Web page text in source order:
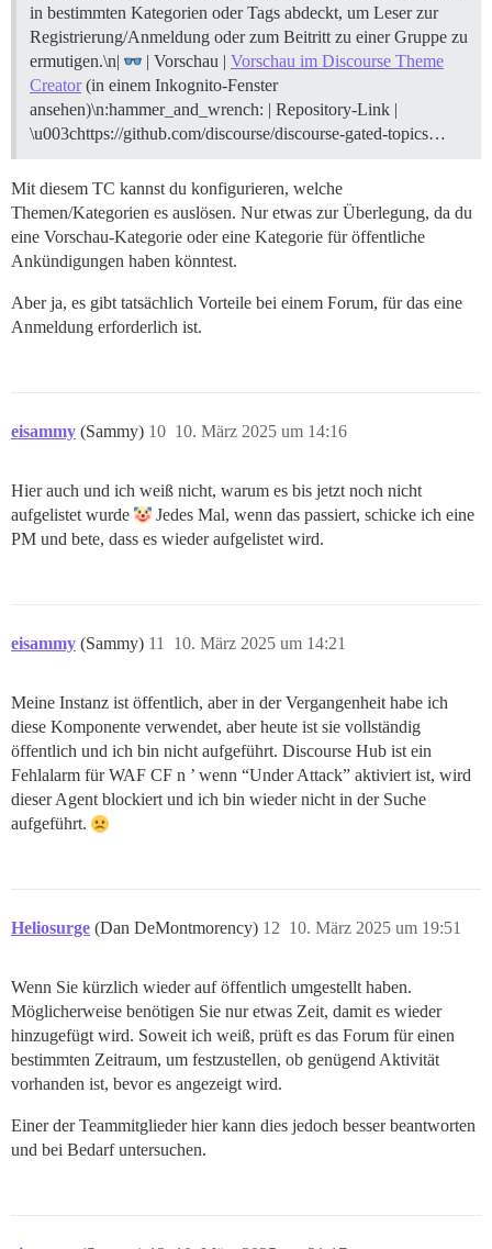
in bestimmten Kategorien oder Tags abdeckt, um Leser zur
Registrierung/Anmeldung oder zum Beitritt zu einer Gruppe zu
ermutigen.\n|
| Vorschau | Vorschau im Discourse Theme
Creator(in einem Inkognito-Fenster
ansehen)\n:hammer_and_wrench: | Repository-Link |
\u003chttps://github.com/discourse/discourse-gated-topics…
Mit diesem TC kannst du konfigurieren, welche
Themen/Kategorien es auslösen. Nur etwas zur Überlegung, da du
eine Vorschau-Kategorie oder eine Kategorie für öffentliche
Ankündigungen haben könntest.
Aber ja, es gibt tatsächlich Vorteile bei einem Forum, für das eine
Anmeldung erforderlich ist.
eisammy (Sammy) 10. März 2025 um 14:16
10
Hier auch und ich weiß nicht, warum es bis jetzt noch nicht
aufgelistet wurde
Jedes Mal, wenn das passiert, schicke ich eine
PM und bete, dass es wieder aufgelistet wird.
eisammy (Sammy) 10. März 2025 um 14:21
11
Meine Instanz ist öffentlich, aber in der Vergangenheit habe ich
diese Komponente verwendet, aber heute ist sie vollständig
öffentlich und ich bin nicht aufgeführt. Discourse Hub ist ein
Fehlalarm für WAF CF n ’ wenn “Under Attack” aktiviert ist, wird
dieser Agent blockiert und ich bin wieder nicht in der Suche
aufgeführt.
Heliosurge (Dan DeMontmorency) 10. März 2025 um 19:51
12
Wenn Sie kürzlich wieder auf öffentlich umgestellt haben.
Möglicherweise benötigen Sie nur etwas Zeit, damit es wieder
hinzugefügt wird. Soweit ich weiß, prüft es das Forum für einen
bestimmten Zeitraum, um festzustellen, ob genügend Aktivität
vorhanden ist, bevor es angezeigt wird.
Einer der Teammitglieder hier kann dies jedoch besser beantworten
und bei Bedarf untersuchen.